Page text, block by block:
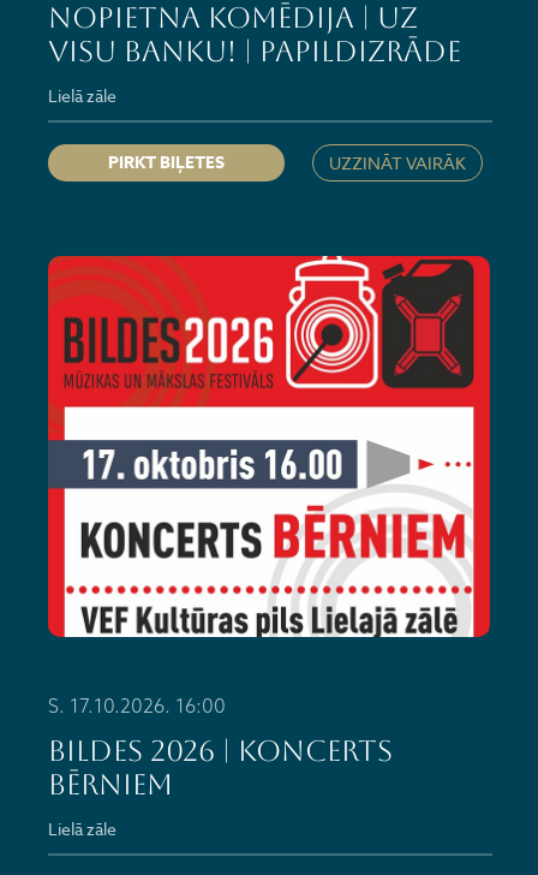
NOPIETNA KOMĒDIJA | UZ
VISU BANKU! | PAPILDIZRĀDE
Lielā zāle
PIRKT BIĻETES UZZINĀT VAIRĀK
S. 17.10.2026. 16:00
BILDES 2026 | Koncerts
BĒRNIEM
Lielā zāle